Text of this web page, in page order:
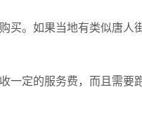
买。如果当地有类似唐人
一定的服务费，而且需要